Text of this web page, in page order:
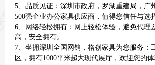
5、品质见证：深圳市政府，罗湖重建局，广
500强企业办公家具供应商，值得您信任与选
6、网络轻松拥有：网上轻松体验，避免代理
高，安全拥有。
7、坐拥深圳全国网销，格创家具为您服务：
区，拥有1000平米超大现代展厅，欢迎您的体